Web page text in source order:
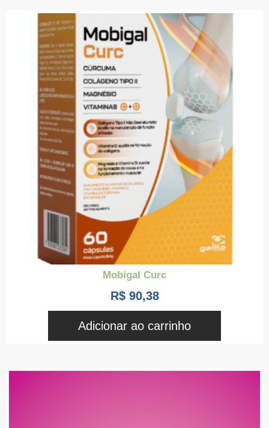
Mobigal Curc
R$90,38
Adicionar ao carrinho